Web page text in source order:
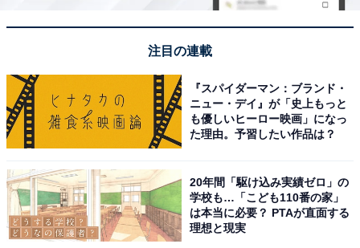
4個のAC出力ポートと5個のUSBポート（USB-C：1個、USB-A：4個）あ
わが家では家の中でもポータブル電源が活躍していま
す。本商品は見た目がスタイリッシュで色も落ち着いた
マットな黒なので、家の中に置いてあっても悪目立ちし
注目の連載
『スパイダーマン：ブランド・
ニュー・デイ』が「史上もっと
も優しいヒーロー映画」になっ
た理由。予習したい作品は？
20年間「駆け込み実績ゼロ」の
学校も…「こども110番の家」
は本当に必要？ PTAが直面する
理想と現実